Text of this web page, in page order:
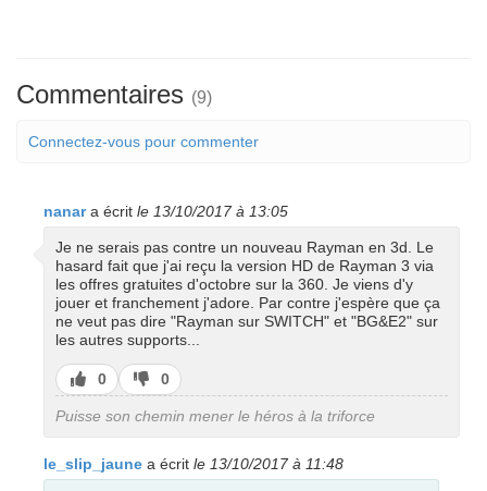
Commentaires (9)
Connectez-vous pour commenter
nanara écrit le 13/10/2017 à 13:05
Je ne serais pas contre un nouveau Rayman en 3d. Le
hasard fait que j'ai reçu la version HD de Rayman 3 via
les offres gratuites d'octobre sur la 360. Je viens d'y
jouer et franchement j'adore. Par contre j'espère que ça
ne veut pas dire "Rayman sur SWITCH" et "BG&E2" sur
les autres supports...
J’aime
0
J’aime
pas
0
Puisse son chemin mener le héros à la triforce
le_slip_jaune a écrit le 13/10/2017 à 11:48